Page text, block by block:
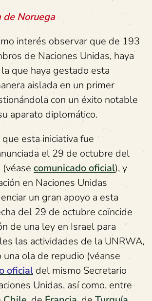
de Noruega
interés observar que de 193
de Naciones Unidas, haya
que haya gestado esta
aislada en un primer
con un éxito notable
aparato diplomático.
esta iniciativa fue
el 29 de octubre del
comunicado oficial), y
en Naciones Unidas
un gran apoyo a esta
del 29 de octubre coïncide
de una ley en Israel para
las actividades de la UNRWA,
ola de repudio (véanse
oficial del mismo Secretario
Unidas, así como, entre